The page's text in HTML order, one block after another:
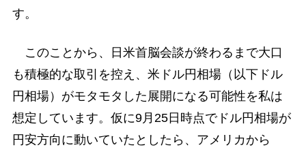
す。
このことから、日米首脳会談が終わるまで大口
も積極的な取引を控え、米ドル円相場（以下ドル
円相場）がモタモタした展開になる可能性を私は
想定しています。仮に9月25日時点でドル円相場が
円安方向に動いていたとしたら、アメリカから